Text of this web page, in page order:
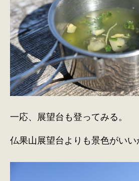
一応、展望台も登ってみる。
仏果山展望台よりも景色がいい